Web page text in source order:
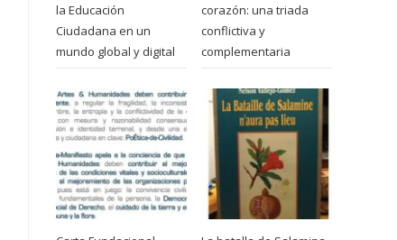
la Educación
Ciudadana en un
mundo global y digital
corazón: una triada
conflictiva y
complementaria